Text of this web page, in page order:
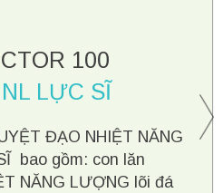
100
LỰC SĨ
ĐẠO NHIỆT NĂNG
bao gồm: con lăn
NĂNG LƯỢNG lõi đá